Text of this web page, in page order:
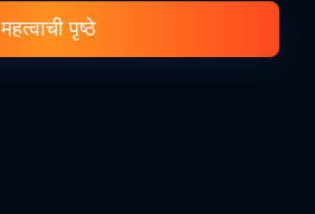
महत्वाची पृष्ठे